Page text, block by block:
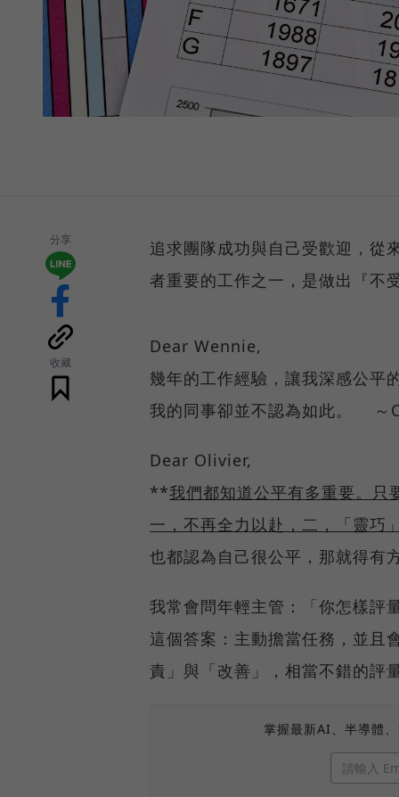
分享
收藏
追求團隊成功與自己受歡迎，從
者重要的工作之一，是做出『
Dear Wennie,
幾年的工作經驗，讓我深感公平
我的同事卻並不認為如此。 ～
Dear Olivier,
**我們都知道公平有多重要。只
一，不再全力以赴，二，「靈巧
也都認為自己很公平，那就得有
我常會問年輕主管：「你怎樣評
這個答案：主動擔當任務，並且
責」與「改善」，相當不錯的評
掌握最新AI、半導體